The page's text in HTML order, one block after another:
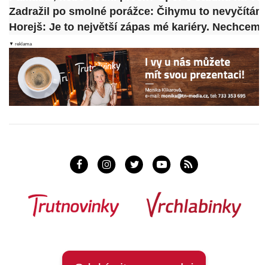
Zadražil po smolné porážce: Čihymu to
Horejš: Je to největší zápas mé kariéry.
▼ reklama